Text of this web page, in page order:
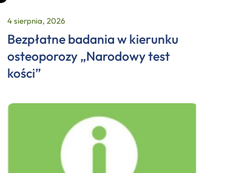
4 sierpnia, 2026
Bezpłatne badania w kierunku
osteoporozy „Narodowy test
kości”